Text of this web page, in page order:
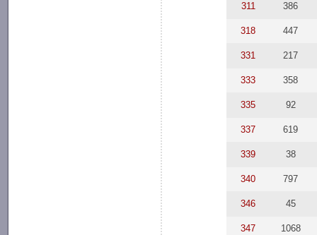
311 386
318 447
331 217
333 358
335 92
337 619
339 38
340 797
346 45
347 1068